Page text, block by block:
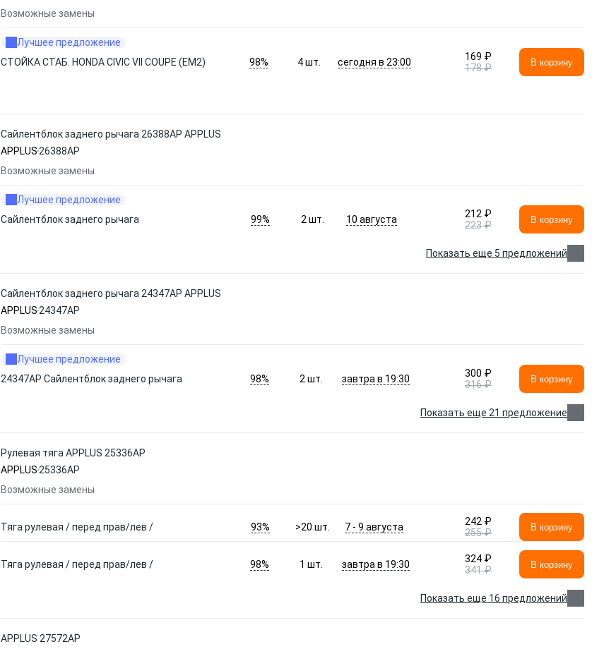
Возможные замены
Лучшее предложение
СТОЙКА СТАБ. HONDA CIVIC VII COUPE (EM2)
98% 4шт. сегодня в 23:00
169 ₽
178 ₽
В корзину
Сайлентблок заднего рычага 26388AP APPLUS
APPLUS 26388AP
Возможные замены
Лучшее предложение
Сайлентблок заднего рычага
99% 2шт. 10 августа
212 ₽
223 ₽
В корзину
Показать еще 5 предложений
Сайлентблок заднего рычага 24347AP APPLUS
APPLUS 24347AP
Возможные замены
Лучшее предложение
24347AP Сайлентблок заднего рычага
98% 2шт. завтра в 19:30
300 ₽
316 ₽
В корзину
Показать еще 21 предложение
Рулевая тяга APPLUS 25336AP
APPLUS 25336AP
Возможные замены
Тяга рулевая / перед прав/лев / 93% >20шт. 7 - 9 августа
242 ₽
255 ₽
В корзину
Тяга рулевая / перед прав/лев / 98% 1шт. завтра в 19:30
324 ₽
341 ₽
В корзину
Показать еще 16 предложений
APPLUS 27572AP